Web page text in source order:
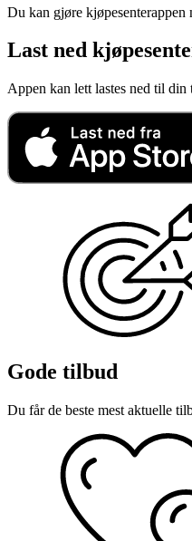
Tilbud
Søk
Åpningstider
Praktisk
Ledige stillinger
Magasin
Butikker
Gavekort
Best på service
Du kan gjøre
Last ned
Appen kan lett lastes ned til
Gode tilbud
Du får de beste mest aktuelle